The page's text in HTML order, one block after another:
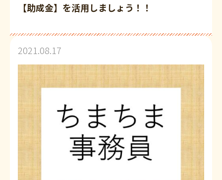
【助成金】を活用しましょう！！
2021.08.17